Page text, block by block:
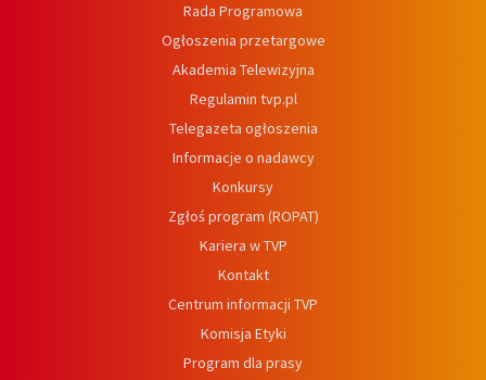
Rada Programowa
Ogłoszenia przetargowe
Akademia Telewizyjna
Regulamin tvp.pl
Telegazeta ogłoszenia
Informacje o nadawcy
Konkursy
Zgłoś program (ROPAT)
Kariera w TVP
Kontakt
Centrum informacji TVP
Komisja Etyki
Program dla prasy